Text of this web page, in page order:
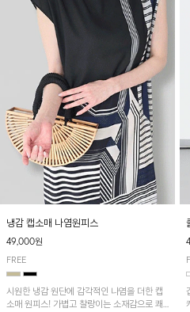
냉감 캡소매 나염원피스
49,000원
FREE
시원한 냉감 원단에 감각적인 나염을 더한 캡
소매 원피스! 가볍고 찰랑이는 소재감으로 쾌